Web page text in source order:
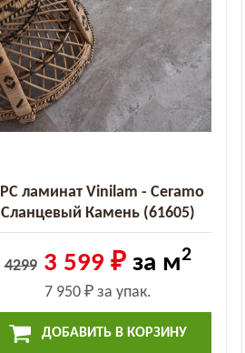
ламинат Vinilam - Ceramo
Сланцевый Камень (61605)
4299 3 599 ₽за м2
7 950 ₽за упак.
ДОБАВИТЬ В КОРЗИНУ